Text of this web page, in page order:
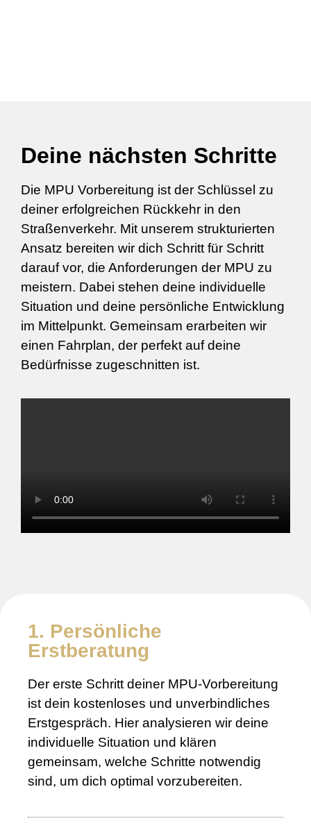
Deine nächsten Schritte
Die MPU Vorbereitung ist der Schlüssel zu
deiner erfolgreichen Rückkehr in den
Straßenverkehr. Mit unserem strukturierten
Ansatz bereiten wir dich Schritt für Schritt
darauf vor, die Anforderungen der MPU zu
meistern. Dabei stehen deine individuelle
Situation und deine persönliche Entwicklung
im Mittelpunkt. Gemeinsam erarbeiten wir
einen Fahrplan, der perfekt auf deine
Bedürfnisse zugeschnitten ist.
1. Persönliche
Erstberatung
Der erste Schritt deiner MPU-Vorbereitung
ist dein kostenloses und unverbindliches
Erstgespräch. Hier analysieren wir deine
individuelle Situation und klären
gemeinsam, welche Schritte notwendig
sind, um dich optimal vorzubereiten.